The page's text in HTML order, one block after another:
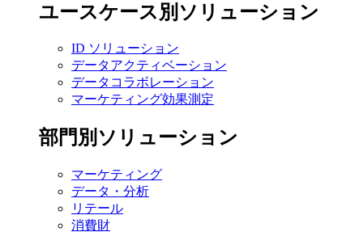
ユースケース別ソリューション
ID ソリューション
データアクティベーション
データコラボレーション
マーケティング効果測定
部門別ソリューション
マーケティング
データ・分析
リテール
消費財